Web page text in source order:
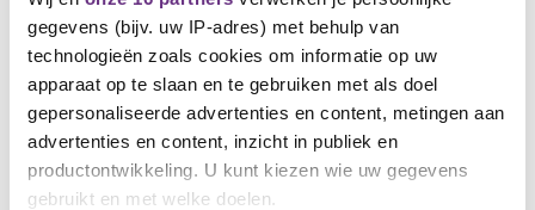
gegevens (bijv. uw IP-adres) met behulp van
technologieën zoals cookies om informatie op uw
apparaat op te slaan en te gebruiken met als doel
gepersonaliseerde advertenties en content, metingen aan
advertenties en content, inzicht in publiek en
productontwikkeling. U kunt kiezen wie uw gegevens
gebruikt en met welke doelen.
Met vriendelijke groet,
Sijtze de Bruine
Bestuurder CNV